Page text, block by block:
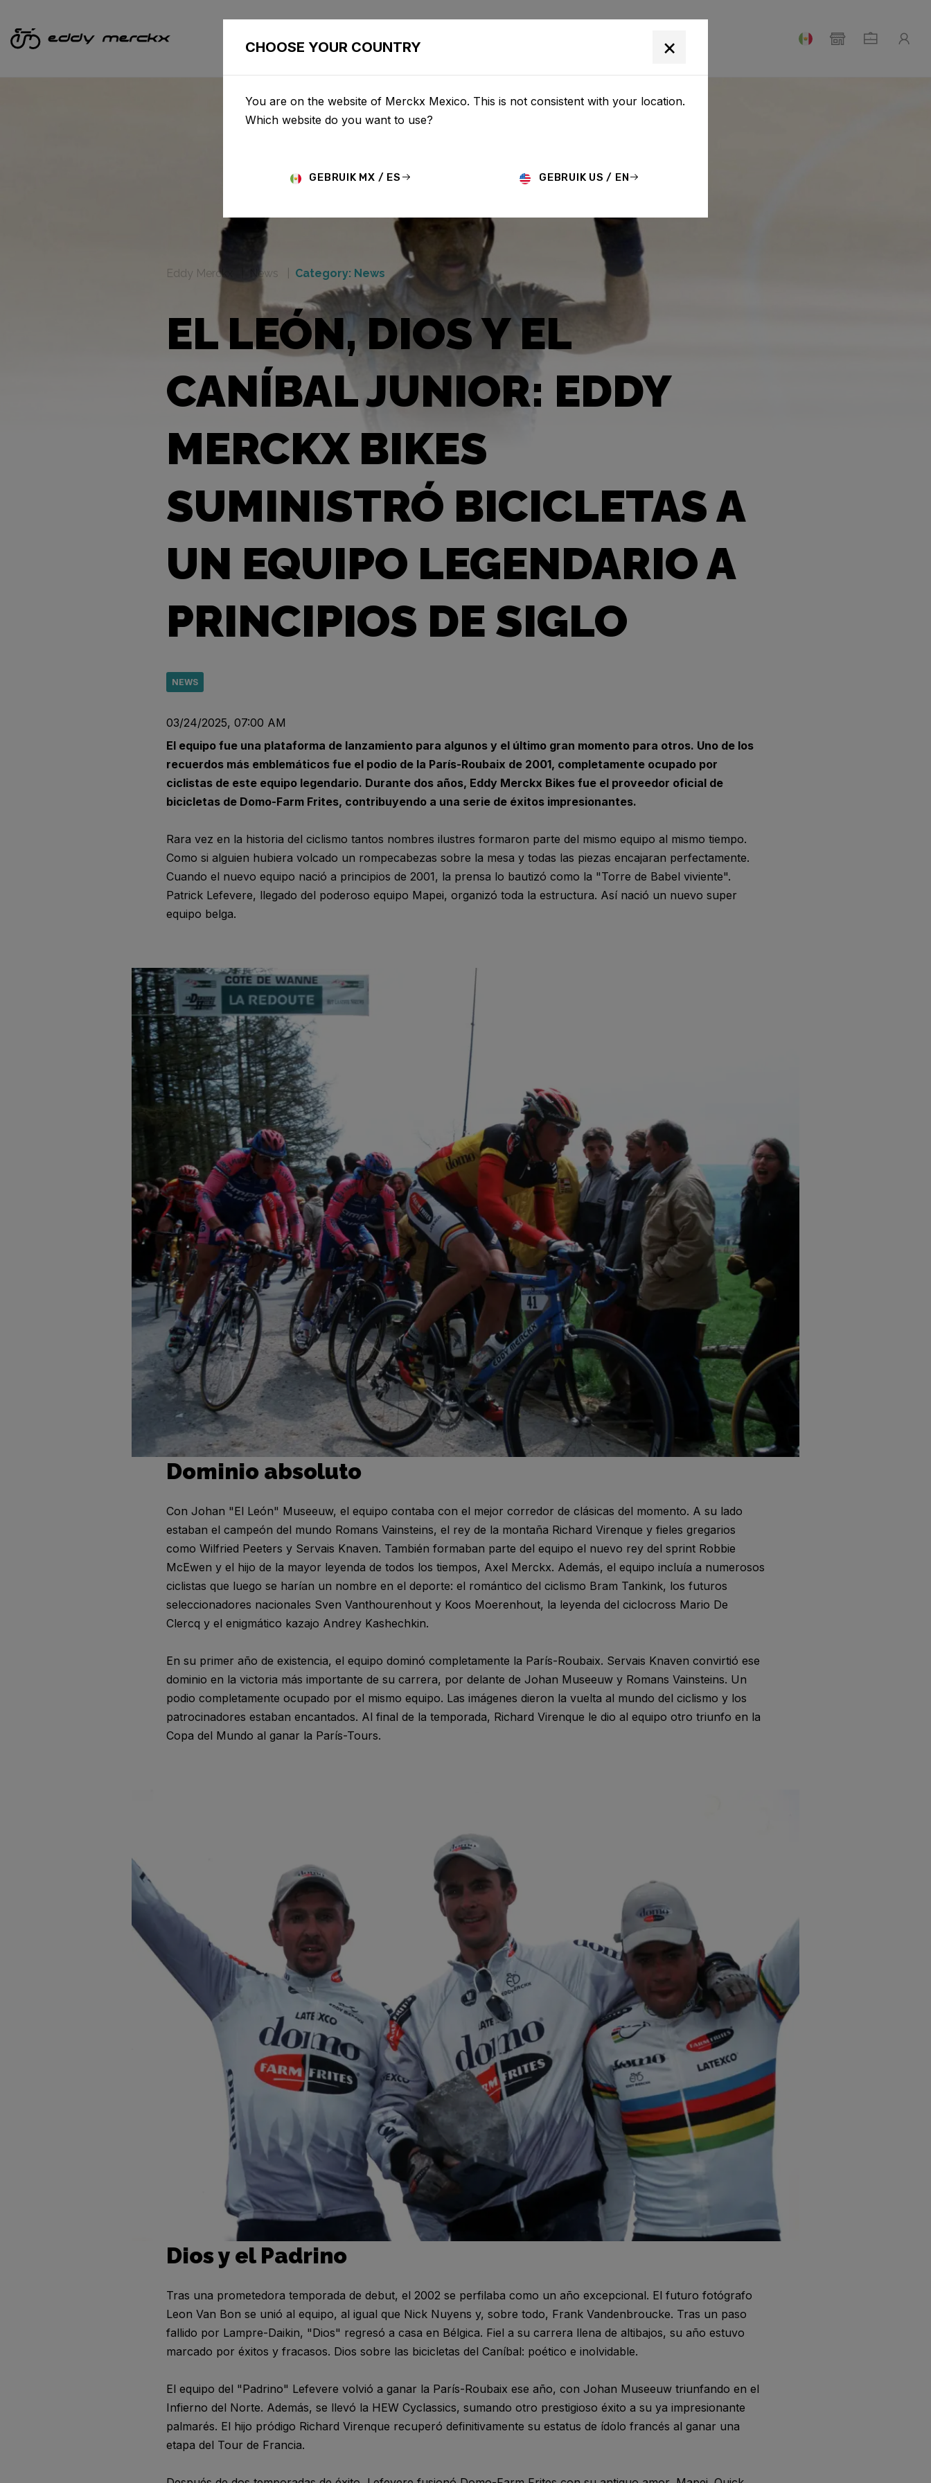
Eddy Merckx News Category: News
EL LEÓN, DIOS Y EL
CANÍBAL JUNIOR: EDDY
MERCKX BIKES
SUMINISTRÓ BICICLETAS A
UN EQUIPO LEGENDARIO A
PRINCIPIOS DE SIGLO
NEWS
03/24/2025, 07:00 AM
El equipo fue una plataforma de lanzamiento para algunos y el último gran momento para otros. Uno de los
recuerdos más emblemáticos fue el podio de la París-Roubaix de 2001, completamente ocupado por
ciclistas de este equipo legendario. Durante dos años, Eddy Merckx Bikes fue el proveedor oficial de
bicicletas de Domo-Farm Frites, contribuyendo a una serie de éxitos impresionantes.
Rara vez en la historia del ciclismo tantos nombres ilustres formaron parte del mismo equipo al mismo tiempo.
Como si alguien hubiera volcado un rompecabezas sobre la mesa y todas las piezas encajaran perfectamente.
Cuando el nuevo equipo nació a principios de 2001, la prensa lo bautizó como la "Torre de Babel viviente".
Patrick Lefevere, llegado del poderoso equipo Mapei, organizó toda la estructura. Así nació un nuevo super
equipo belga.
Dominio absoluto
Con Johan "El León" Museeuw, el equipo contaba con el mejor corredor de clásicas del momento. A su lado
estaban el campeón del mundo Romans Vainsteins, el rey de la montaña Richard Virenque y fieles gregarios
como Wilfried Peeters y Servais Knaven. También formaban parte del equipo el nuevo rey del sprint Robbie
McEwen y el hijo de la mayor leyenda de todos los tiempos, Axel Merckx. Además, el equipo incluía a numerosos
ciclistas que luego se harían un nombre en el deporte: el romántico del ciclismo Bram Tankink, los futuros
seleccionadores nacionales Sven Vanthourenhout y Koos Moerenhout, la leyenda del ciclocross Mario De
Clercq y el enigmático kazajo Andrey Kashechkin.
En su primer año de existencia, el equipo dominó completamente la París-Roubaix. Servais Knaven convirtió ese
dominio en la victoria más importante de su carrera, por delante de Johan Museeuw y Romans Vainsteins. Un
podio completamente ocupado por el mismo equipo. Las imágenes dieron la vuelta al mundo del ciclismo y los
patrocinadores estaban encantados. Al final de la temporada, Richard Virenque le dio al equipo otro triunfo en la
Copa del Mundo al ganar la París-Tours.
Dios y el Padrino
Tras una prometedora temporada de debut, el 2002 se perfilaba como un año excepcional. El futuro fotógrafo
Leon Van Bon se unió al equipo, al igual que Nick Nuyens y, sobre todo, Frank Vandenbroucke. Tras un paso
fallido por Lampre-Daikin, "Dios" regresó a casa en Bélgica. Fiel a su carrera llena de altibajos, su año estuvo
marcado por éxitos y fracasos. Dios sobre las bicicletas del Caníbal: poético e inolvidable.
El equipo del "Padrino" Lefevere volvió a ganar la París-Roubaix ese año, con Johan Museeuw triunfando en el
Infierno del Norte. Además, se llevó la HEW Cyclassics, sumando otro prestigioso éxito a su ya impresionante
palmarés. El hijo pródigo Richard Virenque recuperó definitivamente su estatus de ídolo francés al ganar una
etapa del Tour de Francia.
CHOOSE YOUR COUNTRY ×
You are on the website of Merckx Mexico. This is not consistent with your location.
Which website do you want to use?
GEBRUIK MX / ES GEBRUIK US / EN